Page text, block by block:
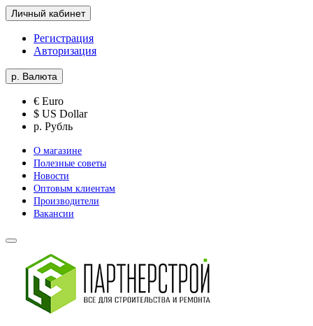
Личный кабинет
Регистрация
Авторизация
р. Валюта
€ Euro
$ US Dollar
р. Рубль
О магазине
Полезные советы
Новости
Оптовым клиентам
Производители
Вакансии